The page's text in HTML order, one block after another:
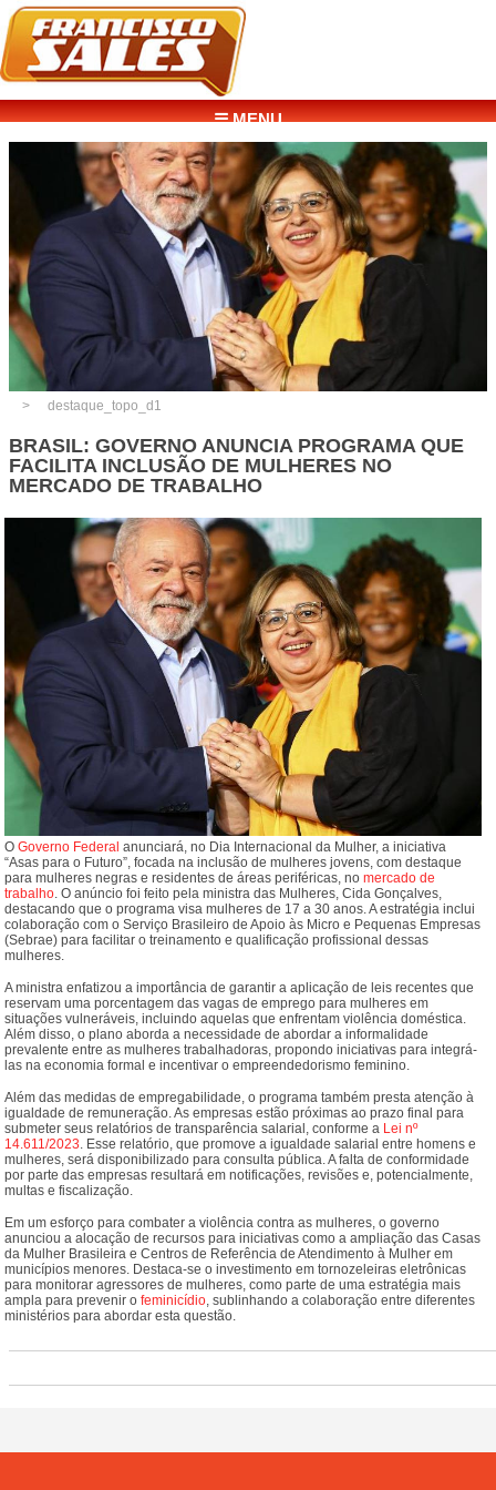
☰ MENU
destaque_topo_d1
BRASIL: GOVERNO ANUNCIA PROGRAMA QUE
FACILITA INCLUSÃO DE MULHERES NO
MERCADO DE TRABALHO
OGoverno Federal anunciará, no Dia Internacional da Mulher, a iniciativa
“Asas para o Futuro”, focada na inclusão de mulheres jovens, com destaque
para mulheres negras e residentes de áreas periféricas, nomercado de
trabalho . O anúncio foi feito pela ministra das Mulheres, Cida Gonçalves,
destacando que o programa visa mulheres de 17 a 30 anos. A estratégia inclui
colaboração com o Serviço Brasileiro de Apoio às Micro e Pequenas Empresas
(Sebrae) para facilitar o treinamento e qualificação profissional dessas
mulheres.
A ministra enfatizou a importância de garantir a aplicação de leis recentes que
reservam uma porcentagem das vagas de emprego para mulheres em
situações vulneráveis, incluindo aquelas que enfrentam violência doméstica.
Além disso, o plano aborda a necessidade de abordar a informalidade
prevalente entre as mulheres trabalhadoras, propondo iniciativas para integrá-
las na economia formal e incentivar o empreendedorismo feminino.
Além das medidas de empregabilidade, o programa também presta atenção à
igualdade de remuneração. As empresas estão próximas ao prazo final para
submeter seus relatórios de transparência salarial, conforme a Lei nº
14.611/2023 . Esse relatório, que promove a igualdade salarial entre homens e
mulheres, será disponibilizado para consulta pública. A falta de conformidade
por parte das empresas resultará em notificações, revisões e, potencialmente,
multas e fiscalização.
Em um esforço para combater a violência contra as mulheres, o governo
anunciou a alocação de recursos para iniciativas como a ampliação das Casas
da Mulher Brasileira e Centros de Referência de Atendimento à Mulher em
municípios menores. Destaca-se o investimento em tornozeleiras eletrônicas
para monitorar agressores de mulheres, como parte de uma estratégia mais
ampla para prevenir ofeminicídio , sublinhando a colaboração entre diferentes
ministérios para abordar esta questão.